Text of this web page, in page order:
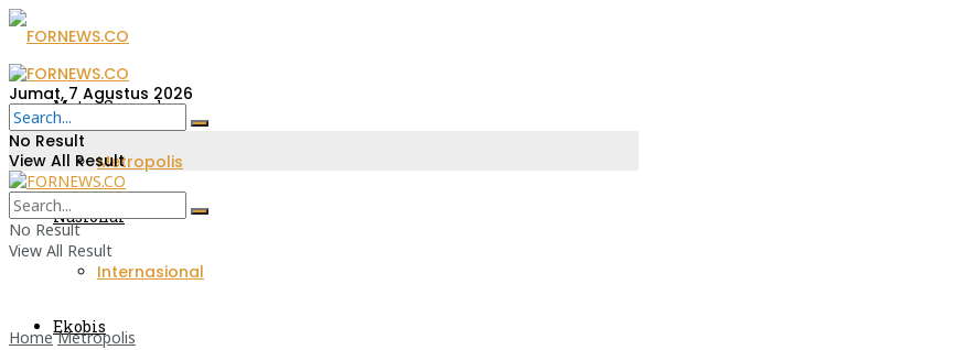
Metro Sumsel
Metropolis
Nasional
Internasional
Ekobis
Jumat, 7 Agustus 2026
No Result
View All Result
No Result
View All Result
Home Metropolis